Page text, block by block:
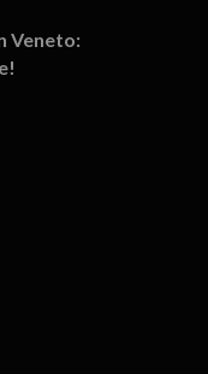
Veneto: